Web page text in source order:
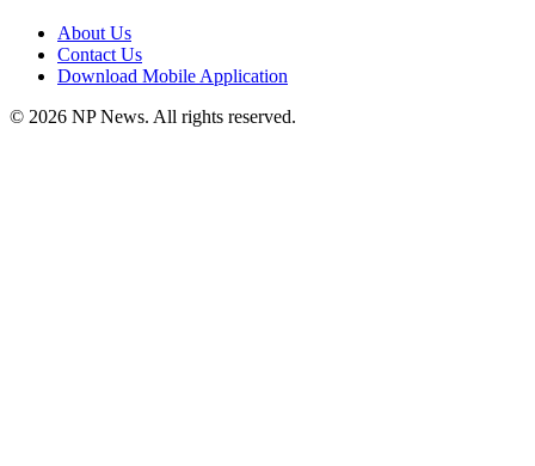
About Us
Contact Us
Download Mobile Application
© 2026 NP News. All rights reserved.